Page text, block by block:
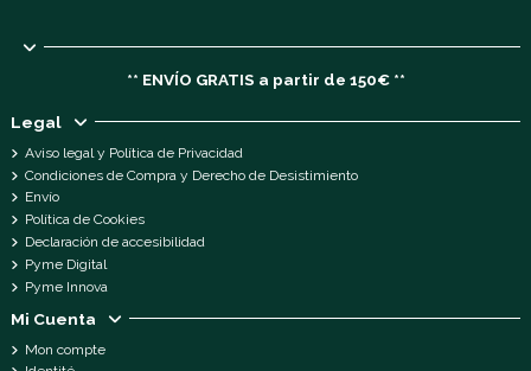
** ENVÍO GRATIS a partir de 150€ **
Legal
Aviso legal y Política de Privacidad
Condiciones de Compra y Derecho de Desistimiento
Envío
Política de Cookies
Declaración de accesibilidad
Pyme Digital
Pyme Innova
Mi Cuenta
Mon compte